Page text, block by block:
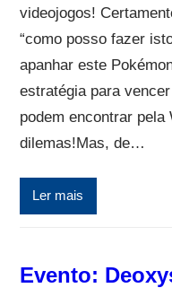
videojogos!
“como posso fazer
apanhar este
estratégia para
podem encontrar
dilemas!Mas, de…
Ler mais
Evento: